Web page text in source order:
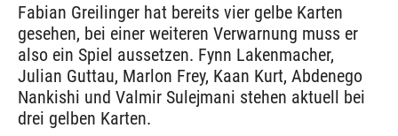
Fabian Greilinger hat bereits vier gelbe Karten
gesehen, bei einer weiteren Verwarnung muss er
also ein Spiel aussetzen. Fynn Lakenmacher,
Julian Guttau, Marlon Frey, Kaan Kurt, Abdenego
Nankishi und Valmir Sulejmani stehen aktuell bei
drei gelben Karten.